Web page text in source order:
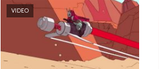
VIDEO